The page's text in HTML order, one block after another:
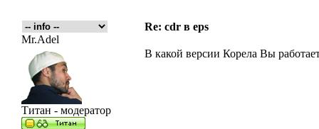
Re: cdr в eps
Mr.Adel
Титан - модератор
В какой версии Корела Вы